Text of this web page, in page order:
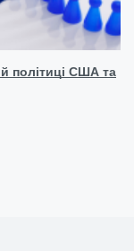
політиці США та